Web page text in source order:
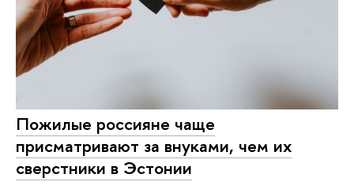
Пожилые россияне чаще
присматривают за внуками, чем их
сверстники в Эстонии